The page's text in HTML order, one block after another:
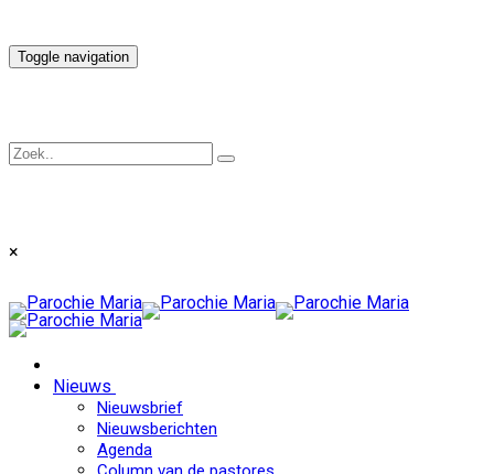
Toggle navigation
×
Nieuws
Nieuwsbrief
Nieuwsberichten
Agenda